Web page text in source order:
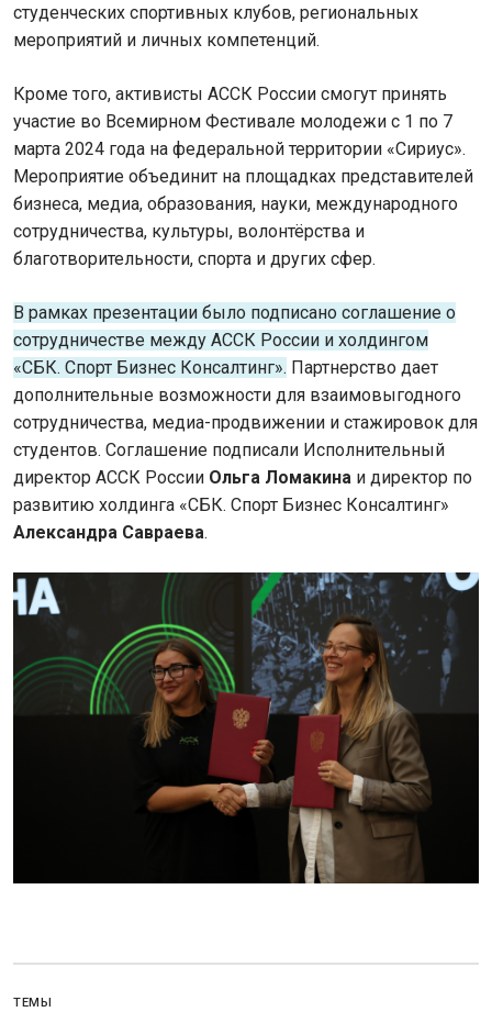
студенческих спортивных клубов, региональных
мероприятий и личных компетенций.
Кроме того, активисты АССК России смогут принять
участие во Всемирном Фестивале молодежи с 1 по 7
марта 2024 года на федеральной территории «Сириус».
Мероприятие объединит на площадках представителей
бизнеса, медиа, образования, науки, международного
сотрудничества, культуры, волонтёрства и
благотворительности, спорта и других сфер.
В рамках презентации было подписано соглашение о
сотрудничестве между АССК России и холдингом
«СБК. Спорт Бизнес Консалтинг». Партнерство дает
дополнительные возможности для взаимовыгодного
сотрудничества, медиа-продвижении и стажировок для
студентов. Соглашение подписали Исполнительный
директор АССК России Ольга Ломакина и директор по
развитию холдинга «СБК. Спорт Бизнес Консалтинг»
Александра Савраева.
ТЕМЫ